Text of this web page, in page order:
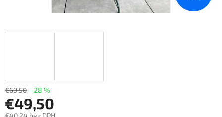
€69,50 –28 %
€49,50
€40,24 bez DPH